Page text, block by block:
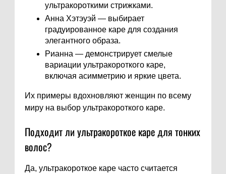
ультракороткими стрижками.
Анна Хэтэуэй — выбирает
градуированное каре для создания
элегантного образа.
Рианна — демонстрирует смелые
вариации ультракороткого каре,
включая асимметрию и яркие цвета.
Их примеры вдохновляют женщин по всему
миру на выбор ультракороткого каре.
Подходит ли ультракороткое каре для тонких
волос?
Да, ультракороткое каре часто считается